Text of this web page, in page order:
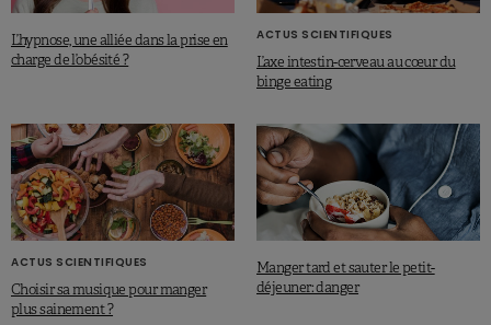
L’hypnose, une alliée dans la prise en
charge de l’obésité ?
ACTUS SCIENTIFIQUES
L’axe intestin-cerveau au cœur du
binge eating
ACTUS SCIENTIFIQUES
Choisir sa musique pour manger
plus sainement ?
Manger tard et sauter le petit-
déjeuner: danger